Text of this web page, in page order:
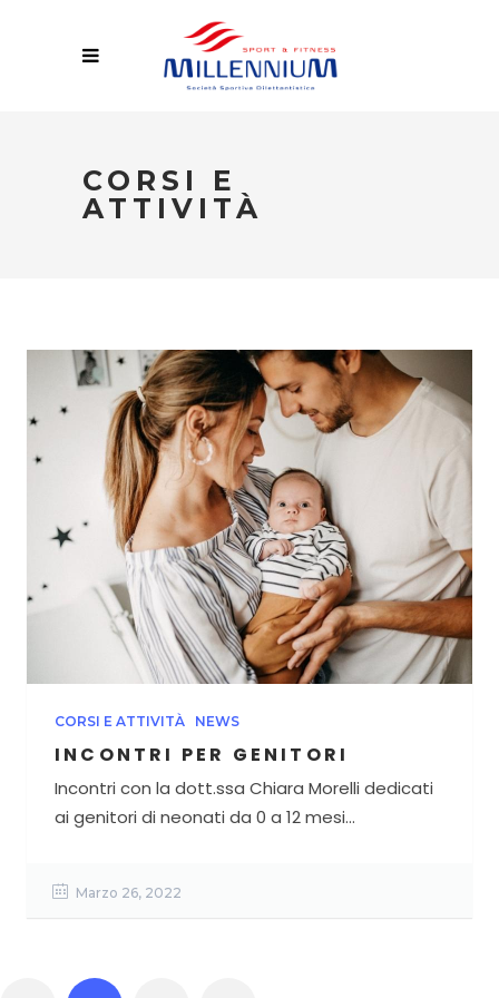
CORSI E
ATTIVITÀ
CORSI E ATTIVITÀ NEWS
INCONTRI PER GENITORI
Incontri con la dott.ssa Chiara Morelli dedicati
ai genitori di neonati da 0 a 12 mesi...
Marzo 26, 2022